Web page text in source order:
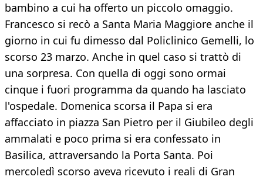
bambino a cui ha offerto un piccolo omaggio.
Francesco si recò a Santa Maria Maggiore anche il
giorno in cui fu dimesso dal Policlinico Gemelli, lo
scorso 23 marzo. Anche in quel caso si trattò di
una sorpresa. Con quella di oggi sono ormai
cinque i fuori programma da quando ha lasciato
l'ospedale. Domenica scorsa il Papa si era
affacciato in piazza San Pietro per il Giubileo degli
ammalati e poco prima si era confessato in
Basilica, attraversando la Porta Santa. Poi
mercoledì scorso aveva ricevuto i reali di Gran